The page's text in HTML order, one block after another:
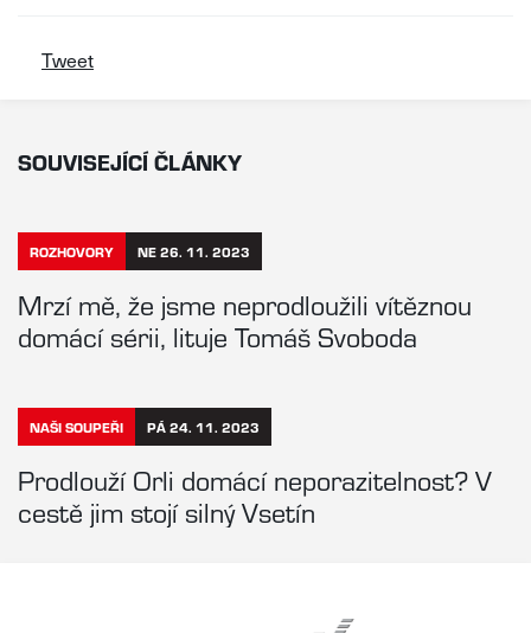
Tweet
SOUVISEJÍCÍ ČLÁNKY
ROZHOVORY NE 26. 11. 2023
Mrzí mě, že jsme neprodloužili vítěznou
domácí sérii, lituje Tomáš Svoboda
NAŠI SOUPEŘI PÁ 24. 11. 2023
Prodlouží Orli domácí neporazitelnost? V
cestě jim stojí silný Vsetín